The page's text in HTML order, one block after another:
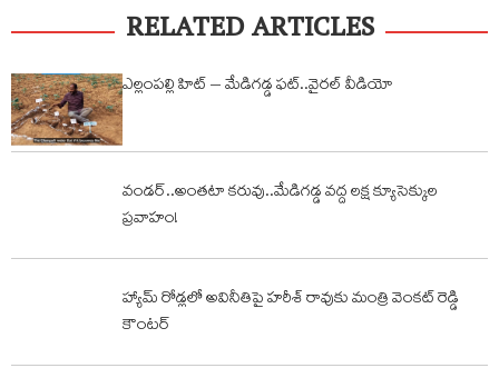
RELATED ARTICLES
ఎల్లంపల్లి హిట్ – మేడిగడ్డ ఫట్..వైరల్ వీడియో
వండర్..అంతటా కరువు..మేడిగడ్డ వద్ద లక్ష క్యూసెక్కుల
ప్రవాహం!
హ్యామ్ రోడ్లలో అవినీతిపై హరీశ్ రావుకు మంత్రి వెంకట్ రెడ్డి
కౌంటర్